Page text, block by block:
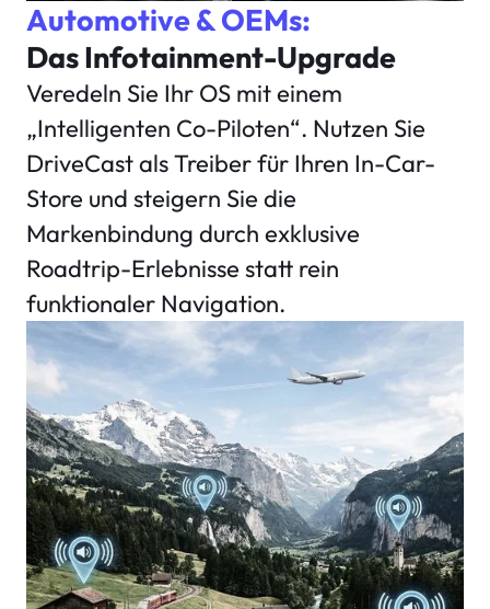
Automotive & OEMs:
Das Infotainment-Upgrade
Veredeln Sie Ihr OS mit einem
„Intelligenten Co-Piloten“. Nutzen Sie
DriveCast als Treiber für Ihren In-Car-
Store und steigern Sie die
Markenbindung durch exklusive
Roadtrip-Erlebnisse statt rein
funktionaler Navigation.